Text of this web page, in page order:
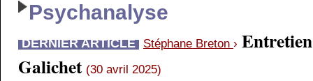
Psychanalyse
DERNIER ARTICLE Stéphane Breton ›
Galichet (30 avril 2025)